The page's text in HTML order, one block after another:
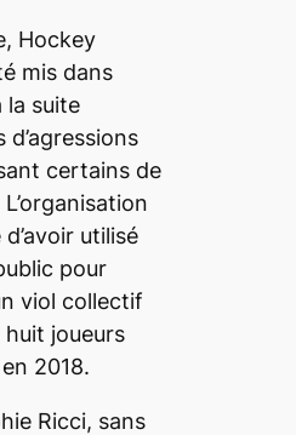
Hockey
mis dans
la suite
d’agressions
certains de
utilisé
pour
viol collectif
joueurs
2018.
Ricci, sans